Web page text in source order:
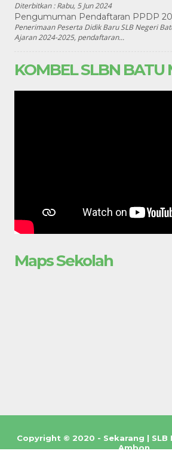
Diterbitkan :Rabu, 5 Jun 2024
Pengumuman Pendaftaran PPDP
Penerimaan Peserta Didik Baru SLB Negeri
Ajaran 2024-2025, pendaftaran...
KOMBEL SLBN BATU
Maps Sekolah
Copyright © 2020 - Sekarang | SLB
Ambon